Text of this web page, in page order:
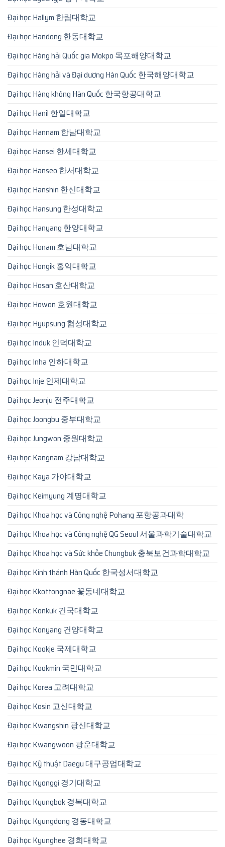
Đại học Hallym 한림대학교
Đại học Handong 한동대학교
Đại học Hàng hải Quốc gia Mokpo 목포해양대학교
Đại học Hàng hải và Đại dương Hàn Quốc 한국해양대학교
Đại học Hàng không Hàn Quốc 한국항공대학교
Đại học Hanil 한일대학교
Đại học Hannam 한남대학교
Đại học Hansei 한세대학교
Đại học Hanseo 한서대학교
Đại học Hanshin 한신대학교
Đại học Hansung 한성대학교
Đại học Hanyang 한양대학교
Đại học Honam 호남대학교
Đại học Hongik 홍익대학교
Đại học Hosan 호산대학교
Đại học Howon 호원대학교
Đại học Hyupsung 협성대학교
Đại học Induk 인덕대학교
Đại học Inha 인하대학교
Đại học Inje 인제대학교
Đại học Jeonju 전주대학교
Đại học Joongbu 중부대학교
Đại học Jungwon 중원대학교
Đại học Kangnam 강남대학교
Đại học Kaya 가야대학교
Đại học Keimyung 계명대학교
Đại học Khoa học và Công nghệ Pohang 포항공과대학
Đại học Khoa học và Công nghệ QG Seoul 서울과학기술대학교
Đại học Khoa học và Sức khỏe Chungbuk 충북보건과학대학교
Đại học Kinh thánh Hàn Quốc 한국성서대학교
Đại học Kkottongnae 꽃동네대학교
Đại học Konkuk 건국대학교
Đại học Konyang 건양대학교
Đại học Kookje 국제대학교
Đại học Kookmin 국민대학교
Đại học Korea 고려대학교
Đại học Kosin 고신대학교
Đại học Kwangshin 광신대학교
Đại học Kwangwoon 광운대학교
Đại học Kỹ thuật Daegu 대구공업대학교
Đại học Kyonggi 경기대학교
Đại học Kyungbok 경복대학교
Đại học Kyungdong 경동대학교
Đại học Kyunghee 경희대학교